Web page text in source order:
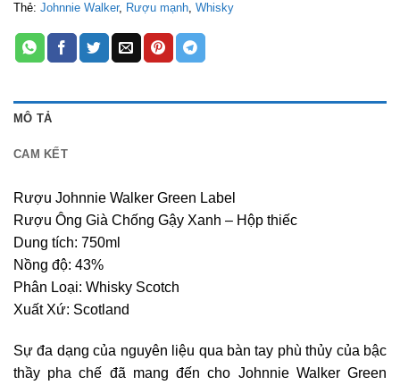
Thẻ: Johnnie Walker, Rượu mạnh, Whisky
MÔ TẢ
CAM KẾT
Rượu Johnnie Walker Green Label
Rượu Ông Già Chống Gậy Xanh – Hộp thiếc
Dung tích: 750ml
Nồng độ: 43%
Phân Loại: Whisky Scotch
Xuất Xứ: Scotland
Sự đa dạng của nguyên liệu qua bàn tay phù thủy của bậc
thầy pha chế đã mang đến cho Johnnie Walker Green